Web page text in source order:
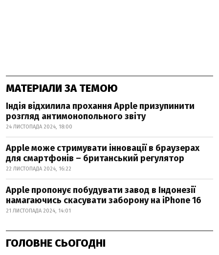
МАТЕРІАЛИ ЗА ТЕМОЮ
Індія відхилила прохання Apple призупинити
розгляд антимонопольного звіту
24 ЛИСТОПАДА 2024, 18:00
Apple може стримувати інновації в браузерах
для смартфонів – британський регулятор
22 ЛИСТОПАДА 2024, 16:22
Apple пропонує побудувати завод в Індонезії
намагаючись скасувати заборону на iPhone 16
21 ЛИСТОПАДА 2024, 14:01
ГОЛОВНЕ СЬОГОДНІ